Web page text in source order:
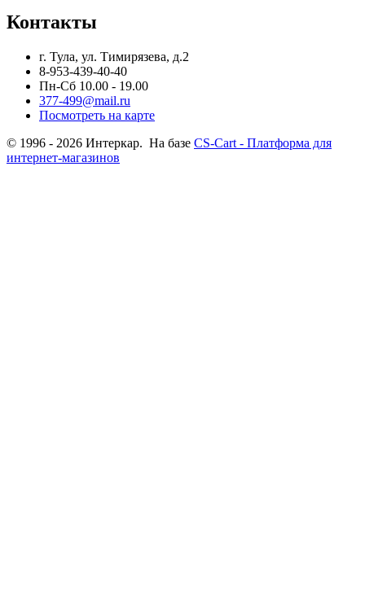
Контакты
г. Тула, ул. Тимирязева, д.2
8-953-439-40-40
Пн-Сб 10.00 - 19.00
377-499@mail.ru
Посмотреть на карте
© 1996 - 2026 Интеркар. На базе CS-Cart - Платформа для
интернет-магазинов